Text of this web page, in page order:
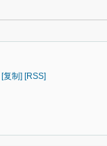
[复制] [RSS]